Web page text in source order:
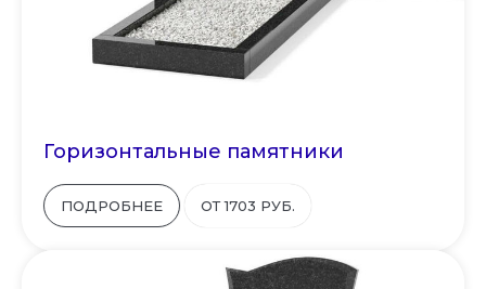
Горизонтальные памятники
ПОДРОБНЕЕ ОТ 1703 РУБ.